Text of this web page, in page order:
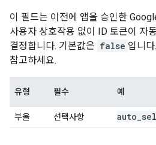
이 필드는 이전에 앱을 승인한
사용자 상호작용 없이 ID 토큰이 자
결정합니다. 기본값은 false 입니
참고하세요.
유형 필수 예
부울 선택사항 auto